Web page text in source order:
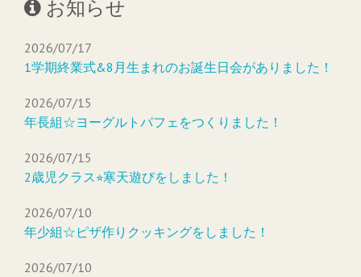
お知らせ
2026/07/17
1学期終業式&8月生まれのお誕生日会がありました！
2026/07/15
年長組☆ヨーグルトパフェをつくりました！
2026/07/15
2歳児クラス⭐︎寒天遊びをしました！
2026/07/10
年少組☆ピザ作りクッキングをしました！
2026/07/10